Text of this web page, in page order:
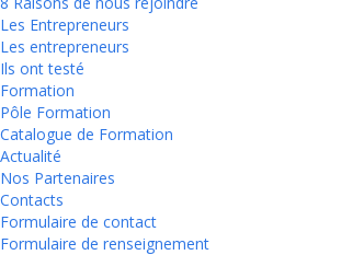
Les Entrepreneurs
Les entrepreneurs
Ils ont testé
Formation
Pôle Formation
Catalogue de Formation
Actualité
Nos Partenaires
Contacts
Formulaire de contact
Formulaire de renseignement